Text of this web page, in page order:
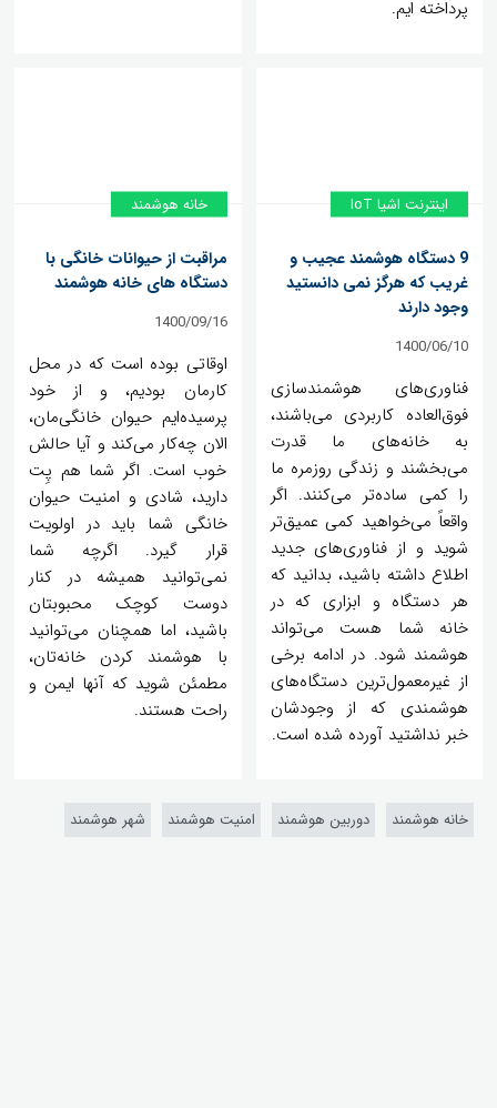
پرداخته ایم.
اینترنت اشیا IoT
9 دستگاه هوشمند عجیب و
غریب که هرگز نمی دانستید
وجود دارند
1400/06/10
فناوری‌های هوشمندسازی
فوق‌العاده کاربردی می‌باشند،
به خانه‌های ما قدرت
می‌بخشند و زندگی روزمره ما
را کمی ساده‌تر می‌کنند. اگر
واقعاً می‌خواهید کمی عمیق‌تر
شوید و از فناوری‌های جدید
اطلاع داشته باشید، بدانید که
هر دستگاه و ابزاری که در
خانه شما هست می‌تواند
هوشمند شود. در ادامه برخی
از غیرمعمول‌ترین دستگاه‌های
هوشمندی که از وجودشان
خبر نداشتید آورده شده است.
خانه‌ هوشمند
مراقبت از حیوانات خانگی با
دستگاه های خانه هوشمند
1400/09/16
اوقاتی بوده است که در محل
کارمان بودیم، و از خود
پرسیده‌ایم حیوان خانگی‌مان،
الان چه‌کار می‌کند و آیا حالش
خوب است. اگر شما هم پِت
دارید، شادی و امنیت حیوان
خانگی شما باید در اولویت
قرار گیرد. اگرچه شما
نمی‌توانید همیشه در کنار
دوست کوچک محبوبتان
باشید، اما همچنان می‌توانید
با هوشمند کردن خانه‌تان،
مطمئن شوید که آنها ایمن و
راحت هستند.
خانه هوشمند دوربین هوشمند امنیت هوشمند شهر هوشمند